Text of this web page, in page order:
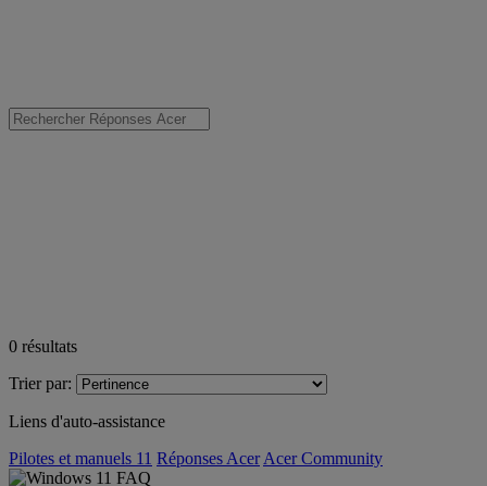
0 résultats
Trier par:
Liens d'auto-assistance
Pilotes et manuels 11 Réponses Acer Acer Community